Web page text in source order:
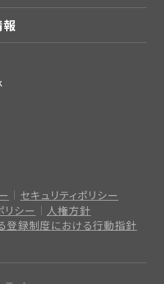
報
セキュリティポリシー
リシー
人権方針
登録制度における行動指針